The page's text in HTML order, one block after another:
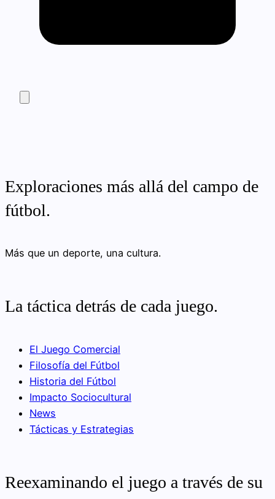
Exploraciones más allá del campo de
fútbol.
Más que un deporte, una cultura.
La táctica detrás de cada juego.
El Juego Comercial
Filosofía del Fútbol
Historia del Fútbol
Impacto Sociocultural
News
Tácticas y Estrategias
Reexaminando el juego a través de su